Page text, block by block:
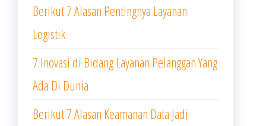
Berikut 7 Alasan Pentingnya Layanan
Logistik
7 Inovasi di Bidang Layanan Pelanggan Yang
Ada Di Dunia
Berikut 7 Alasan Keamanan Data Jadi